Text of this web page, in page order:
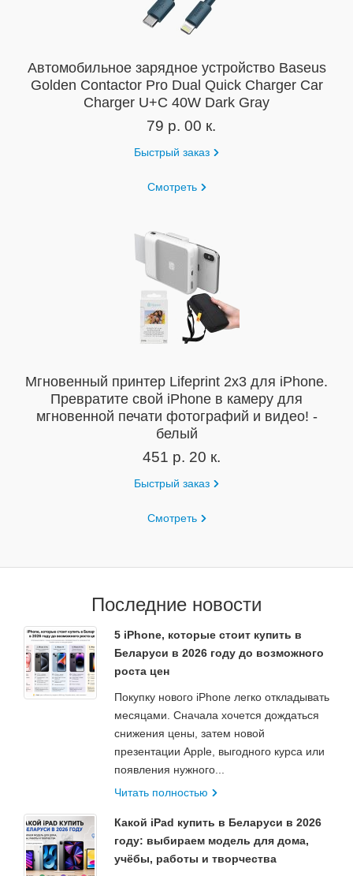
Автомобильное зарядное устройство Baseus
Golden Contactor Pro Dual Quick Charger Car
Charger U+C 40W Dark Gray
79 р. 00 к.
Быстрый заказ
Смотреть
Мгновенный принтер Lifeprint 2x3 для iPhone.
Превратите свой iPhone в камеру для
мгновенной печати фотографий и видео! -
белый
451 р. 20 к.
Быстрый заказ
Смотреть
Последние новости
5 iPhone, которые стоит купить в
Беларуси в 2026 году до возможного
роста цен
Покупку нового iPhone легко откладывать
месяцами. Сначала хочется дождаться
снижения цены, затем новой
презентации Apple, выгодного курса или
появления нужного...
Читать полностью
Какой iPad купить в Беларуси в 2026
году: выбираем модель для дома,
учёбы, работы и творчества